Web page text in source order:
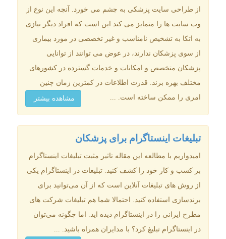
از طراحی سایت پزشکی به چشم می خورد. آنچه این نوع از
وب سایت ها را متمایز می کند این است که افراد دیگر نیازی
به اتکا به تشخیص نامناسب و غیر تخصصی در مورد بیماری
از سوی پزشکان ندارند، در عوض می توانند از توانایی
پزشکان متخصص و امکانات و خدمات گسترده در کشورهای
مختلف بهره برند. قدرت اطلاعات در کمترین زمان چنین
امری را ممکن ساخته است. ...
مشاهده بیشتر
تبلیغات اینستاگرام برای پزشکان
امیدواریم با مطالعه این مقاله تاثیر مثبت تبلیغات اینستاگرام
بر کسب و کار خود را کشف کنید. تبلیغات در اینستاگرام یکی
از روش های تبلیغات آنلاین است که از آن می‌توانید برای
برندسازی استفاده کنید. احتمالا شما هم تبلیغات شرکت های
مطرح ایرانی را در اینستاگرام دیده اید. اما چگونه می‌توان
در اینستاگرام تبلیغ کرد؟ با مدایران همراه باشید. ...